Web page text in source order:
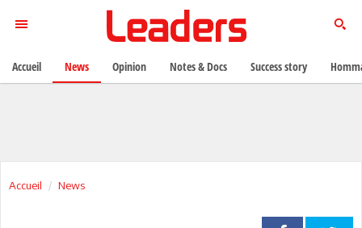
Accueil News
Accueil News Opinion Notes & Docs Success story